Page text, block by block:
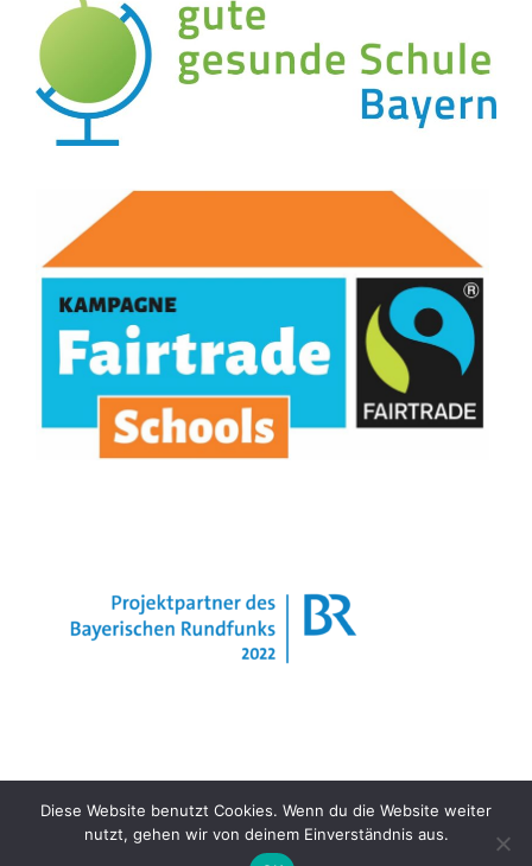
Impressum Datenschutzerklärung
Diese Website benutzt Cookies. Wenn du die Website weiter
nutzt, gehen wir von deinem Einverständnis aus.